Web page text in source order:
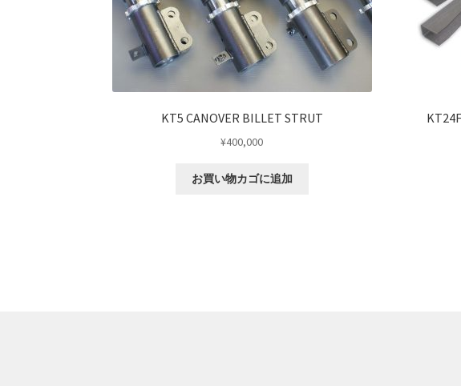
KT5 CANOVER BILLET STRUT
¥400,000
お買い物カゴに追加